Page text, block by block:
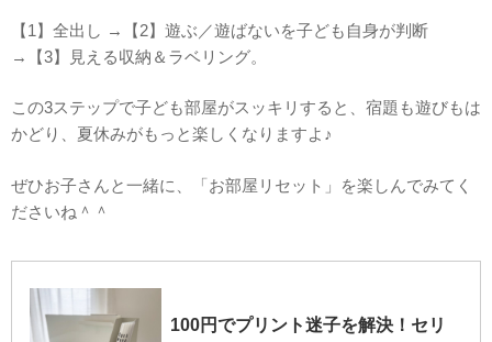
【1】全出し →【2】遊ぶ／遊ばないを子ども自身が判断
→【3】見える収納＆ラベリング。
この3ステップで子ども部屋がスッキリすると、宿題も遊びもは
かどり、夏休みがもっと楽しくなりますよ♪
ぜひお子さんと一緒に、「お部屋リセット」を楽しんでみてく
ださいね＾＾
100円でプリント迷子を解決！セリ